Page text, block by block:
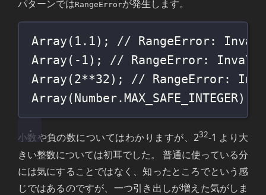
パターンではRangeErrorが発生します。
Array ( 1.1); // RangeError:
Array ( - 1); // RangeError:
Array (2**32); // RangeError:
Array (Number.MAX_SAFE_INTEGER);
小数や負の数についてはわかりますが、232-1 より大
きい整数については初耳でした。 普通に使っている分
には気にすることではなく、知ったところでという感
じではあるのですが、一つ引き出しが増えた気がしま